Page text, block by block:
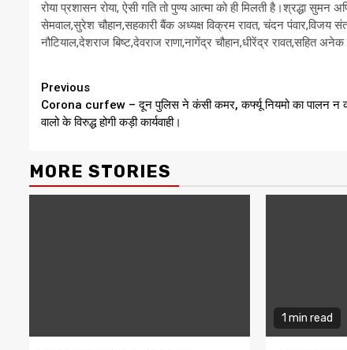
रोया प्रशासन रोया, ऐसी गति तो पुण्य आत्मा को ही मिलती है।श्रद्धा
सेमवाल,सुरेश चौहान,सहकारी बैंक अध्यक्ष विक्रम रावत, चंदन पंवार,विजय
नौटियाल,देशराज बिष्ट,देवराज राणा,नागेंद्र चौहान,धीरेंद्र रावत,सहित अनेक
Continue
Reading
Previous
Corona curfew – दून पुलिस ने कंसी कमर, कर्फ्यू नियमो का पालन न
वालो के विरुद्ध होगी कड़ी कार्यवाही।
MORE STORIES
1 min read